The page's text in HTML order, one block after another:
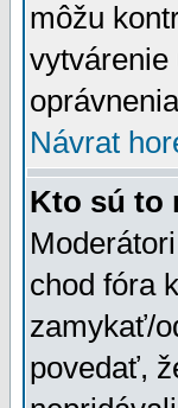
môžu
vytvárenie
Návrat
Kto sú to
chod fóra
zamykať/
povedať,